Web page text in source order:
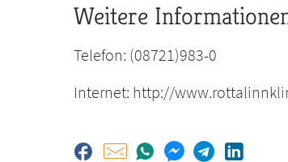
Weitere
Telefon: (08721)983-0
Internet: http://